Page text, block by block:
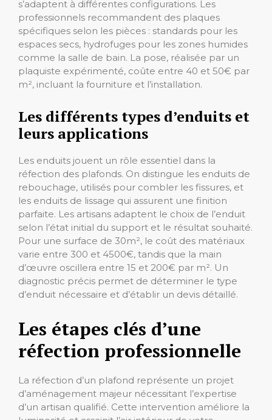
s’adaptent à différentes configurations. Les
professionnels recommandent des plaques
spécifiques selon les pièces : standards pour les
espaces secs, hydrofuges pour les zones humides
comme la salle de bain. La pose, réalisée par un
plaquiste expérimenté, coûte entre 40 et 50€ par
m², incluant la fourniture et l’installation.
Les différents types d’enduits et
leurs applications
Les enduits jouent un rôle essentiel dans la
réfection des plafonds. On distingue les enduits de
rebouchage, utilisés pour combler les fissures, et
les enduits de lissage qui assurent une finition
parfaite. Les artisans adaptent le choix de l’enduit
selon l’état initial du support et le résultat souhaité.
Pour une surface de 30m², le coût des matériaux
varie entre 300 et 4500€, tandis que la main
d’œuvre oscillera entre 15 et 200€ par m². Un
diagnostic précis permet de déterminer le type
d’enduit nécessaire et d’établir un devis détaillé.
Les étapes clés d’une
réfection professionnelle
La réfection d’un plafond représente un projet
d’aménagement majeur nécessitant l’expertise
d’un artisan qualifié. Cette intervention améliore la